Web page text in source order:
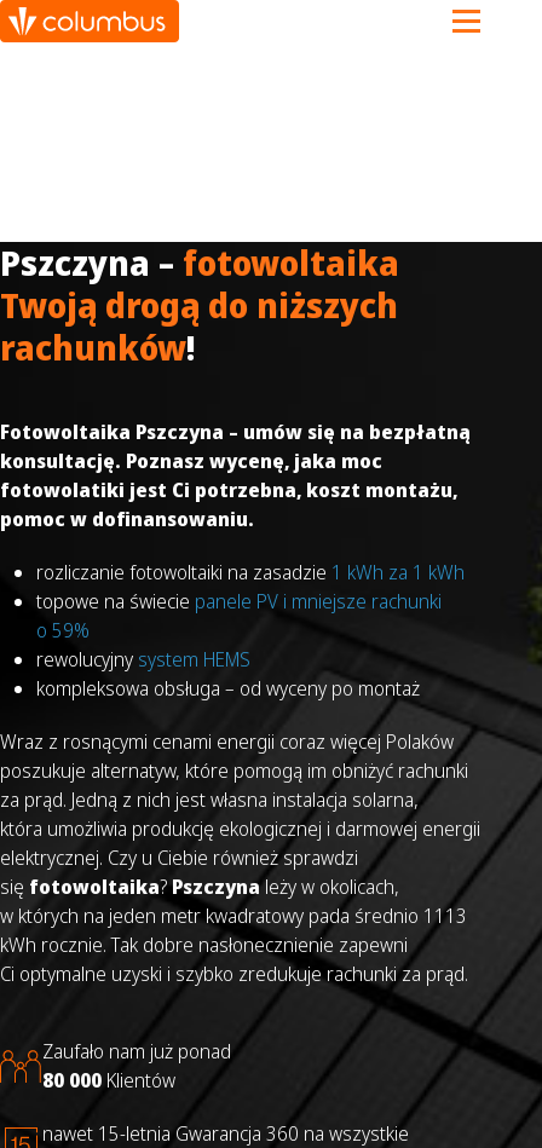
Pszczyna – fotowoltaika
Twoją drogą do niższych
rachunków!
Fotowoltaika Pszczyna – umów się na bezpłatną
konsultację. Poznasz wycenę, jaka moc
fotowolatiki jest Ci potrzebna, koszt montażu,
pomoc w dofinansowaniu.
rozliczanie fotowoltaiki na zasadzie 1 kWh za 1 kWh
topowe na świecie panele PV i mniejsze rachunki
o 59%
rewolucyjny system HEMS
kompleksowa obsługa – od wyceny po montaż
Wraz z rosnącymi cenami energii coraz więcej Polaków
poszukuje alternatyw, które pomogą im obniżyć rachunki
za prąd. Jedną z nich jest własna instalacja solarna,
która umożliwia produkcję ekologicznej i darmowej energii
elektrycznej. Czy u Ciebie również sprawdzi
się fotowoltaika?Pszczynależy w okolicach,
w których na jeden metr kwadratowy pada średnio 1113
kWh rocznie. Tak dobre nasłonecznienie zapewni
Ci optymalne uzyski i szybko zredukuje rachunki za prąd.
Zaufało nam już ponad
80 000 Klientów
nawet 15-letnia Gwarancja 360 na wszystkie